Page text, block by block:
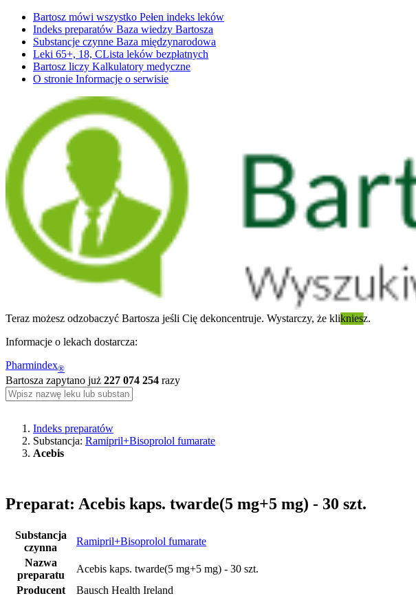
Bartosz mówi wszystko Pełen indeks leków
Indeks preparatów Baza wiedzy Bartosza
Substancje czynne Baza międzynarodowa
Leki 65+, 18, CLista leków bezpłatnych
Bartosz liczy Kalkulatory medyczne
O stronie Informacje o serwisie
Teraz możesz odzobaczyć Bartosza jeśli Cię dekoncentruje. Wystarczy, że klikniesz.
Informacje o lekach dostarcza:
Pharmindex®
Bartosza zapytano już 227 074 254 razy
Indeks preparatów
Substancja: Ramipril+Bisoprolol fumarate
Acebis
Preparat: Acebis kaps. twarde(5 mg+5 mg) - 30 szt.
Substancja
czynna
Ramipril+Bisoprolol fumarate
Nazwa
preparatu
Acebis kaps. twarde(5 mg+5 mg) - 30 szt.
Producent
Bausch Health Ireland